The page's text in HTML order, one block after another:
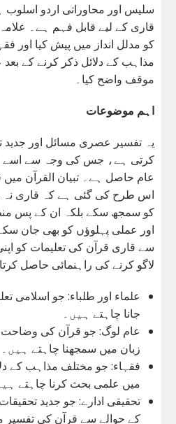
سلیس اور محاوراتی اردو
قاری کے لیے قابل فہم ہے۔
کو مدلل انداز میں پیش کیا اور
مذاہب کے دلائل ذکر کرنے کے بعد
موقف واضح کیا۔
اہم موضوعات
یہ تفسیر عصری مسائل اور جدید
کرتی ہے، جس کی وجہ سے اسے
عام حاصل ہے۔ تبیان القرآن
اس طرح کی گئی ہے کہ قاری نہ
کو سمجھ سکے بلکہ ان کے پس
اور عملی پہلوؤں کو بھی جان
سے قاری قرآن کی تعلیمات کو
لاگو کرنے کی راہنمائی حاصل
علماء اور طلباء: جو اسلامی
جانا چاہتے ہیں۔
عام لوگ: جو قرآن کی وضاحت
زبان میں سمجھنا چاہتے ہیں۔
فقہاء: جو مختلف مذاہب کے
میں علمی بحث کرنا چاہتے
تحقیقی ادارے: جو جدید
کے حوالے سے قرآن کی تفسیر